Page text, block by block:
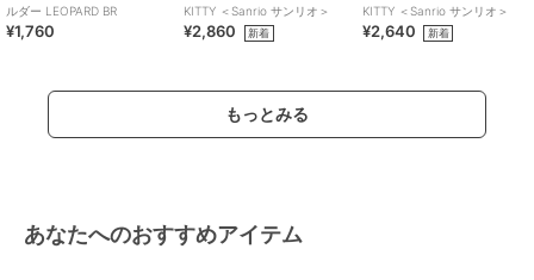
ルダー LEOPARD BR
¥1,760
KITTY ＜Sanrio サンリオ＞
¥2,860 新着
KITTY ＜Sanrio サンリオ＞
¥2,640 新着
もっとみる
あなたへのおすすめアイテム